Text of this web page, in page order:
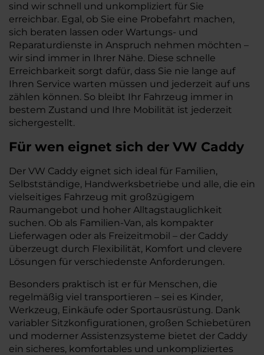
sind wir schnell und unkompliziert für Sie
erreichbar. Egal, ob Sie eine Probefahrt machen,
sich beraten lassen oder Wartungs- und
Reparaturdienste in Anspruch nehmen möchten –
wir sind immer in Ihrer Nähe. Diese schnelle
Erreichbarkeit sorgt dafür, dass Sie nie lange auf
Ihren Service warten müssen und jederzeit auf uns
zählen können. So bleibt Ihr Fahrzeug immer in
bestem Zustand und Ihre Mobilität ist jederzeit
sichergestellt.
Für wen eignet sich der VW Caddy
Der VW Caddy eignet sich ideal für Familien,
Selbstständige, Handwerksbetriebe und alle, die ein
vielseitiges Fahrzeug mit großzügigem
Raumangebot und hoher Alltagstauglichkeit
suchen. Ob als Familien-Van, als kompakter
Lieferwagen oder als Freizeitmobil – der Caddy
überzeugt durch Flexibilität, Komfort und clevere
Lösungen für verschiedenste Anforderungen.
Besonders praktisch ist er für Menschen, die
regelmäßig viel transportieren – sei es Kinder,
Werkzeug, Einkäufe oder Sportausrüstung. Dank
variabler Sitzkonfigurationen, großen Schiebetüren
und moderner Assistenzsysteme bietet der Caddy
ein sicheres, komfortables und unkompliziertes